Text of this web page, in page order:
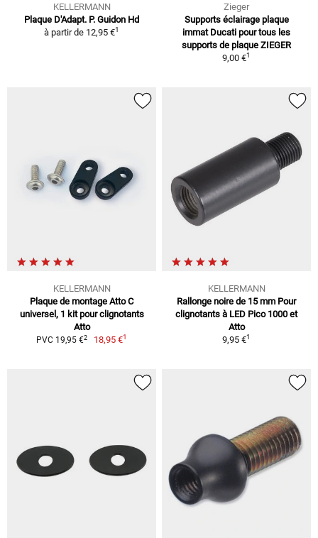
KELLERMANN
Plaque D'Adapt. P. Guidon Hd
à partir de 12,95 €1
Zieger
Supports éclairage plaque
immat Ducati pour tous les
supports de plaque ZIEGER
9,00 €1
KELLERMANN
Plaque de montage Atto C
universel, 1 kit pour clignotants
Atto
PVC 19,95 €2 18,95 €1
KELLERMANN
Rallonge noire de 15 mm Pour
clignotants à LED Pico 1000 et
Atto
9,95 €1